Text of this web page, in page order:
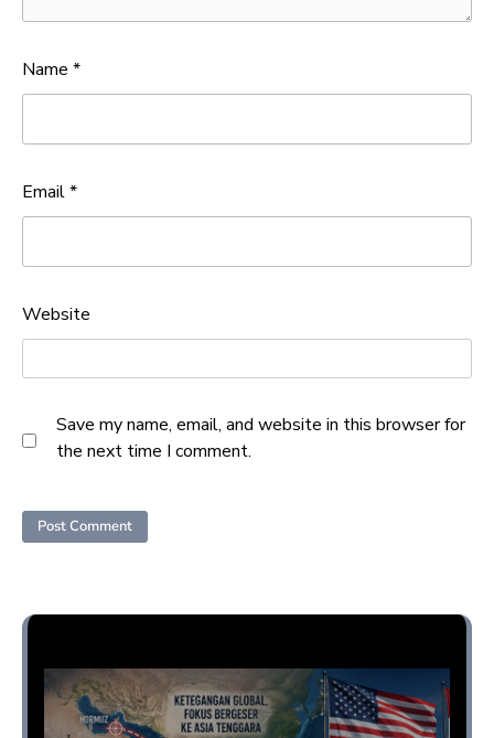
Name *
Email*
Website
Save my name, email, and website in this browser for
the next time I comment.